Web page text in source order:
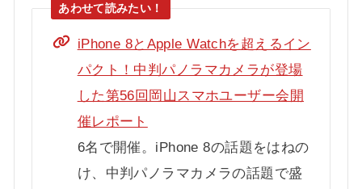
iPhone 8とApple Watchを超えるイン
パクト！中判パノラマカメラが登場
した第56回岡山スマホユーザー会開
催レポート
6名で開催。iPhone 8の話題をはねの
け、中判パノラマカメラの話題で盛